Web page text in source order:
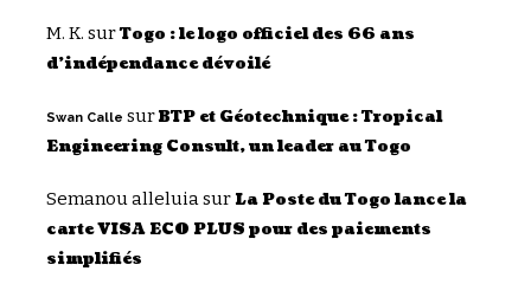
M. K. surTogo : le logo officiel des 66 ans
d’indépendance dévoilé
Swan Calle surBTP et Géotechnique : Tropical
Engineering Consult, un leader au Togo
Semanou alleluiasurLa Poste du Togo lance la
carte VISA ECO PLUS pour des paiements
simplifiés